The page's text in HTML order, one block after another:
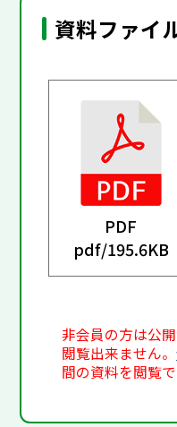
資料ファイ
PDF
pdf/195.6KB
非会員の方は公
閲覧出来ません。
間の資料を閲覧で